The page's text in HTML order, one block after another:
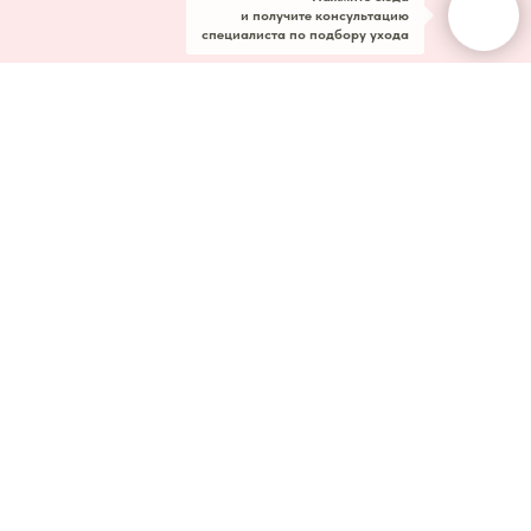
и получите консультацию
специалиста по подбору ухода